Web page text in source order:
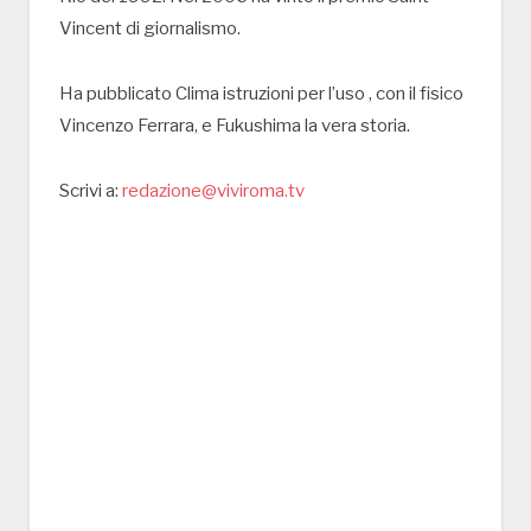
Vincent di giornalismo.
Ha pubblicato Clima istruzioni per l’uso , con il fisico
Vincenzo Ferrara, e Fukushima la vera storia.
Scrivi a: redazione@viviroma.tv